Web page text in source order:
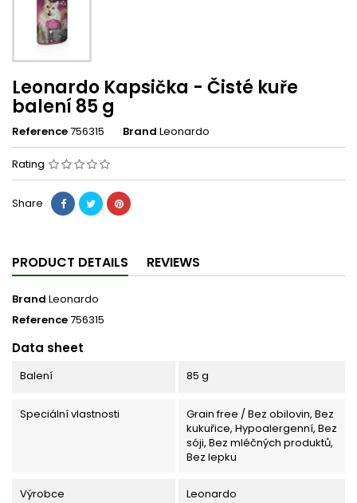
Leonardo Kapsička - Čisté kuře
balení 85 g
Reference756315 Brand Leonardo
Rating
Share
PRODUCT DETAILS REVIEWS
Brand Leonardo
Reference756315
Data sheet
Balení 85 g
Speciální vlastnosti
Grain free / Bez obilovin, Bez
kukuřice, Hypoalergenní, Bez
sóji, Bez mléčných produktů,
Bez lepku
Výrobce Leonardo